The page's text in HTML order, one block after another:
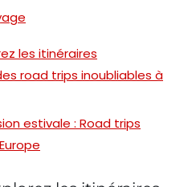
les itinéraires
road trips inoubliables à
estivale : Road trips